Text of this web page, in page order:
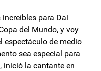
increíbles para Dai
del Mundo, y voy
espectáculo de medio
sea especial para
inició la cantante en